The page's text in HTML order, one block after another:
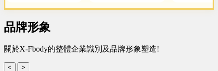
式新型態加盟創業
品牌形象
關於X-Fbody的整體企業識別及品牌形象塑造!
< >